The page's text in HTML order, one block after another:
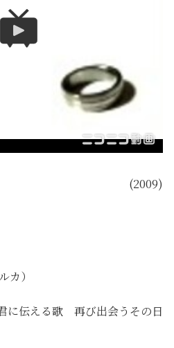
(2009)
カ）
に伝える歌 再び出会うその日